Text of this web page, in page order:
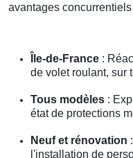
avantages concurrentiels
Île-de-France :
de volet roulant, sur
Tous modèles :
état de protections
Neuf et rénovation
l'installation de